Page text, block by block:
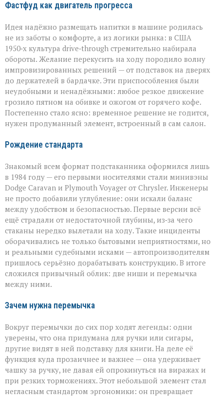
Фастфуд как двигатель прогресса
Идея надёжно размещать напитки в машине родилась
не из заботы о комфорте, а из логики рынка: в США
1950‑х культура drive‑through стремительно набирала
обороты. Желание перекусить на ходу породило волну
импровизированных решений — от подставок на дверях
до держателей в бардачке. Эти приспособления были
неудобными и ненадёжными: любое резкое движение
грозило пятном на обивке и ожогом от горячего кофе.
Постепенно стало ясно: временное решение не годится,
нужен продуманный элемент, встроенный в сам салон.
Рождение стандарта
Знакомый всем формат подстаканника оформился лишь
в 1984 году — его первыми носителями стали минивэны
Dodge Caravan и Plymouth Voyager от Chrysler. Инженеры
не просто добавили углубление: они искали баланс
между удобством и безопасностью. Первые версии всё
ещё страдали от недостаточной глубины, из‑за чего
стаканы нередко вылетали на ходу. Такие инциденты
оборачивались не только бытовыми неприятностями, но
и реальными судебными исками — автопроизводителям
пришлось серьёзно дорабатывать конструкцию. В итоге
сложился привычный облик: две ниши и перемычка
между ними.
Зачем нужна перемычка
Вокруг перемычки до сих пор ходят легенды: одни
уверены, что она придумана для ручки или сигары,
другие видят в ней подставку для книги. На деле её
функция куда прозаичнее и важнее — она удерживает
чашку за ручку, не давая ей опрокинуться на виражах и
при резких торможениях. Этот небольшой элемент стал
негласным стандартом эргономики: он превращает